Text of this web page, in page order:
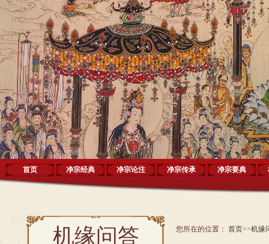
首页 净宗经典 净宗论注 净宗传承 净宗要典
机缘问答 您所在的位置： 首页>>机缘